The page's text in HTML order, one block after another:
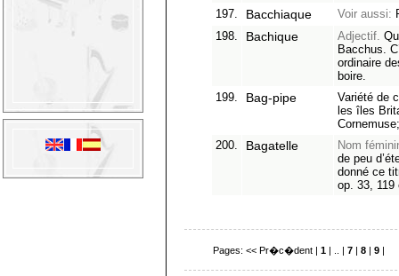
197.
Bacchiaque Voir aussi:
198.
Bachique Adjectif.
Bacchus.
ordinaire
boire.
199.
Bag-pipe
Variété de
les îles
200.
Bagatelle
Nom
de peu
donné ce
op. 33, 119
Pages: << Pr�c�dent| 1| .. | 7| 8| 9|